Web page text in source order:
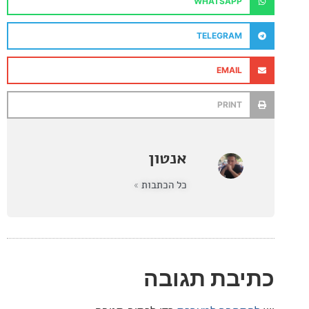
TELEGRAM
אנטון
תגובה